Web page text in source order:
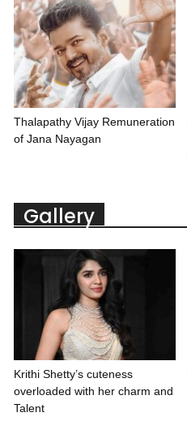
Thalapathy Vijay Remuneration
of Jana Nayagan
Gallery
Krithi Shetty’s cuteness
overloaded with her charm and
Talent